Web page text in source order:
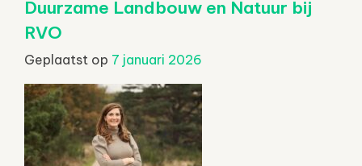
Duurzame Landbouw en Natuur bij
RVO
Geplaatst op 7 januari 2026